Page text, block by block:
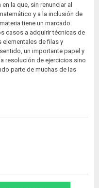
la que, sin renunciar al
y a la inclusión de
tiene un marcado
casos a adquirir técnicas de
de filas y
un importante papel y
resolución de ejercicios sino
parte de muchas de las